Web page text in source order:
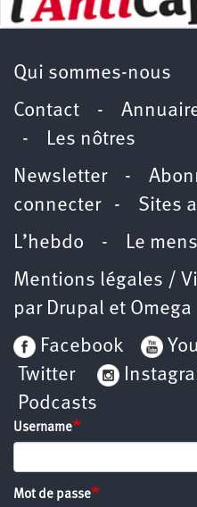
Qui sommes-nous
Contact -
- Les nôtres
Newsletter-
connecter- Sites
L’hebdo - Le
Mentions légales /
par Drupal et Omega
Facebook
Twitter
Podcasts
Username
Mot de passe